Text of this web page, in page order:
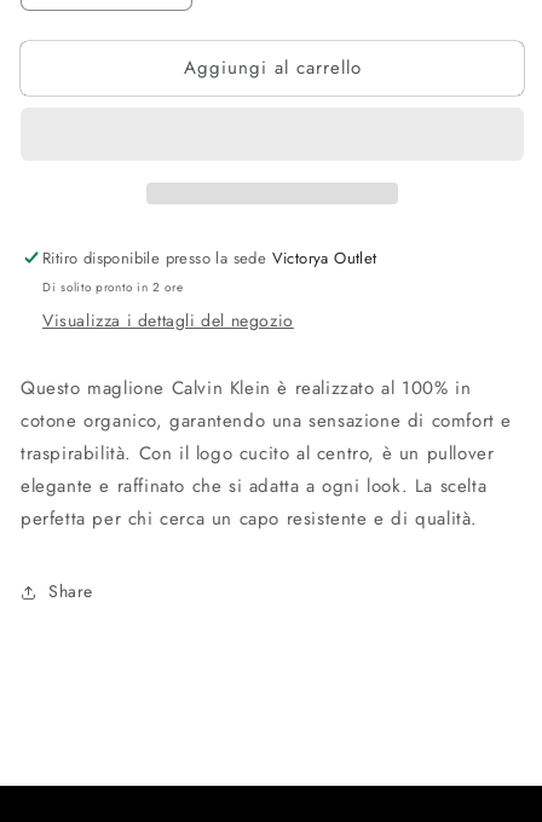
quantità
per
Calvin
quantità
per
Maglione
Calvin
Aggiungi al carrello
Ritiro disponibile presso la sede Victorya Outlet
Di solito pronto in 2 ore
Visualizza i dettagli del negozio
Questo maglione Calvin Klein è realizzato al 100% in
cotone organico, garantendo una sensazione di comfort e
traspirabilità. Con il logo cucito al centro, è un pullover
elegante e raffinato che si adatta a ogni look. La scelta
perfetta per chi cerca un capo resistente e di qualità.
Share